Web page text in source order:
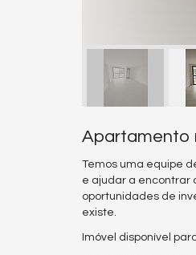
Apartamento
Temos uma equipe
e ajudar a encontrar
oportunidades de
existe.
Imóvel disponível